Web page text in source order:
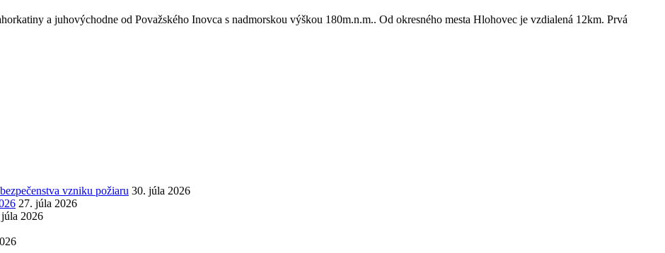
a juhovýchodne od Považského Inovca s nadmorskou výškou 180m.n.m.. Od okresného mesta Hlohovec je vzdialená 12km. Prvá
vzniku požiaru 30. júla 2026
27. júla 2026
2026